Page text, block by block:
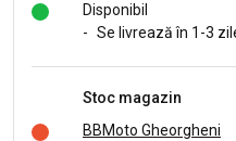
Disponibil
- Se livrează în 1-3
Stoc magazin
BBMoto Gheorgheni